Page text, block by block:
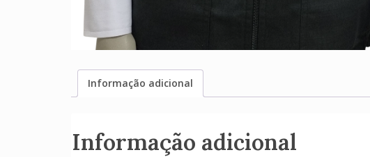
Informação adicional
Informação adicional